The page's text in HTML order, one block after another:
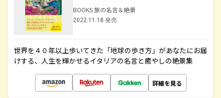
BOOKS 旅の名言＆絶景
2022.11.18 発売
世界を４０年以上歩いてきた「地球の歩き方」があなたにお届
けする、人生を輝かせるイタリアの名言と癒やしの絶景集
詳細を見る